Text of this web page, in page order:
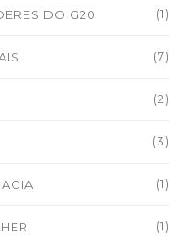
DO G20 (1)
(7)
(2)
(3)
(1)
(1)